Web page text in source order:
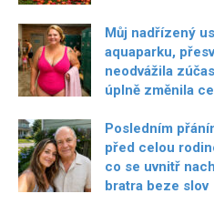
Můj nadřízený
aquaparku,
neodvážila
úplně změnila
Posledním
před celou
co se uvnitř
bratra beze slov